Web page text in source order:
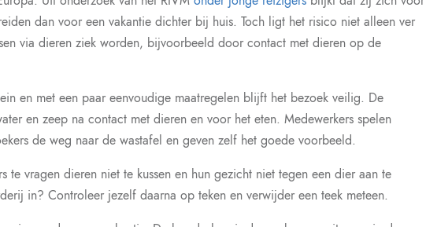
dan voor een vakantie dichter bij huis. Toch ligt het risico niet alleen ver
via dieren ziek worden, bijvoorbeeld door contact met dieren op de
en met een paar eenvoudige maatregelen blijft het bezoek veilig. De
en zeep na contact met dieren en voor het eten. Medewerkers spelen
de weg naar de wastafel en geven zelf het goede voorbeeld.
te vragen dieren niet te kussen en hun gezicht niet tegen een dier aan te
in? Controleer jezelf daarna op teken en verwijder een teek meteen.